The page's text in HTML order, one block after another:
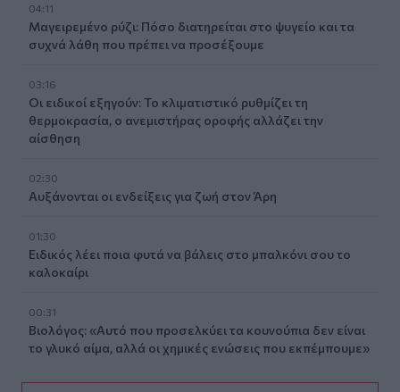
04:11
Μαγειρεμένο ρύζι: Πόσο διατηρείται στο ψυγείο και τα
συχνά λάθη που πρέπει να προσέξουμε
03:16
Οι ειδικοί εξηγούν: Το κλιματιστικό ρυθμίζει τη
θερμοκρασία, ο ανεμιστήρας οροφής αλλάζει την
αίσθηση
02:30
Αυξάνονται οι ενδείξεις για ζωή στον Άρη
01:30
Ειδικός λέει ποια φυτά να βάλεις στο μπαλκόνι σου το
καλοκαίρι
00:31
Βιολόγος: «Αυτό που προσελκύει τα κουνούπια δεν είναι
το γλυκό αίμα, αλλά οι χημικές ενώσεις που εκπέμπουμε»